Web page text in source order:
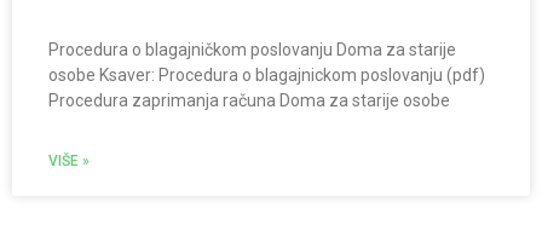
Procedura o blagajničkom poslovanju Doma za starije
osobe Ksaver: Procedura o blagajnickom poslovanju (pdf)
Procedura zaprimanja računa Doma za starije osobe
VIŠE »